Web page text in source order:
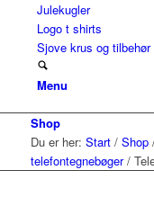
Julekugler
Logo t shirts
Sjove krus og tilbehør
Menu
Shop
Du er her: Start / Shop
telefontegnebøger /